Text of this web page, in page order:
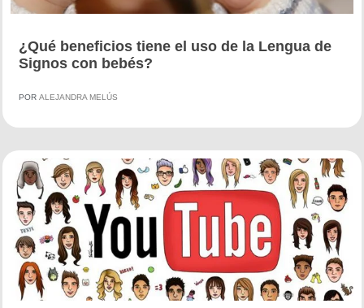
¿Qué beneficios tiene el uso de la Lengua de
Signos con bebés?
POR ALEJANDRA MELÚS